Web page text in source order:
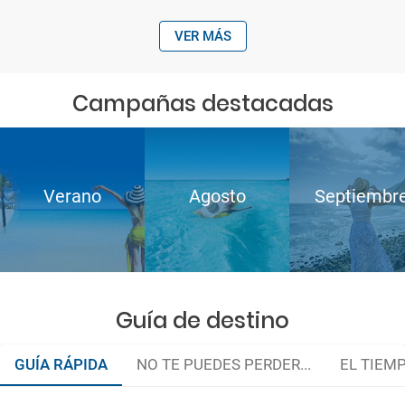
VER MÁS
Campañas destacadas
Verano Agosto
Guía de destino
GUÍA RÁPIDA NO TE PUEDES PERDER... EL